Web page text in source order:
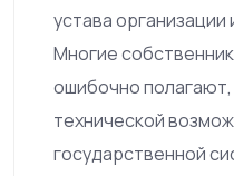
устава
Многие
ошибочно полагают,
технической
государственной